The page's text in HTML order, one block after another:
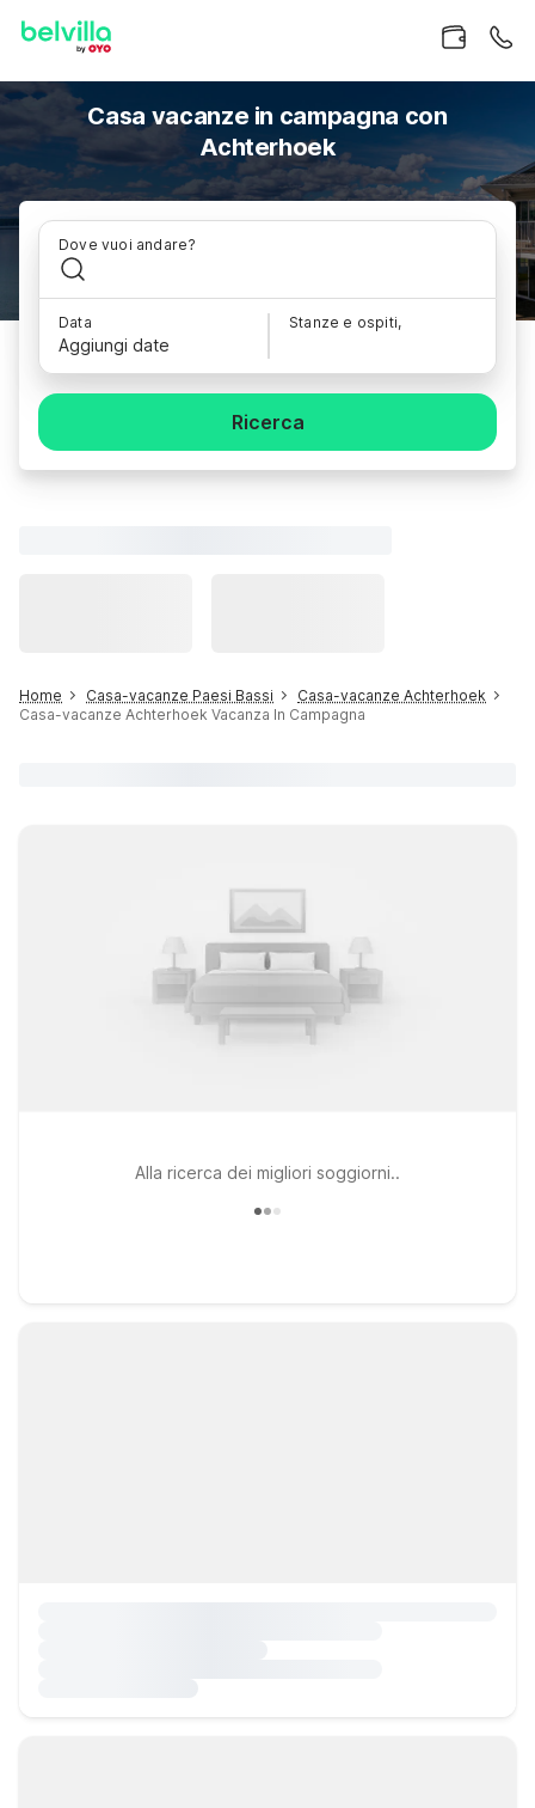
Casa vacanze in campagna con
Achterhoek
Dove vuoi andare?
Data
Aggiungi date
Stanze e ospiti,
Ricerca
Home Casa-vacanze Paesi Bassi
Casa-vacanze Achterhoek
Casa-vacanze Achterhoek Vacanza In Campagna
Alla ricerca dei migliori soggiorni..